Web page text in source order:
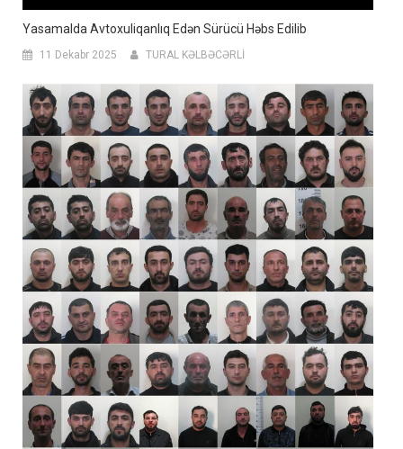
Yasamalda Avtoxuliqanlıq Edən Sürücü Həbs Edilib
11 Dekabr 2025 TURAL KƏLBƏCƏRLİ